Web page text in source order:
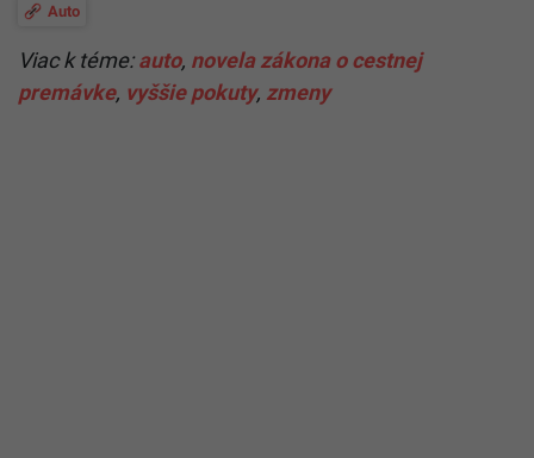
Auto
Viac k téme:auto, novela zákona o cestnej
premávke, vyššie pokuty, zmeny